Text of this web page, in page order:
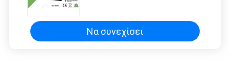
Να συνεχίσει